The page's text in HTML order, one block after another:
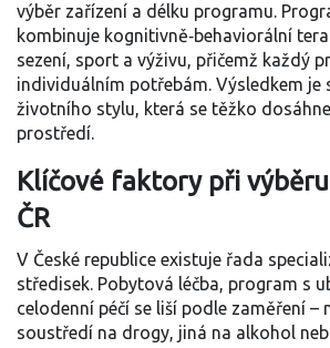
výběr zařízení a délku programu.
kombinuje kognitivně‑behaviorální
sezení, sport a výživu, přičemž každý
individuálním potřebám. Výsledkem je
životního stylu, která se těžko
prostředí.
Klíčové faktory při
ČR
V České republice existuje řada
středisek. Pobytová léčba, program s
celodenní péčí se liší podle zaměření –
soustředí na drogy, jiná na alkohol